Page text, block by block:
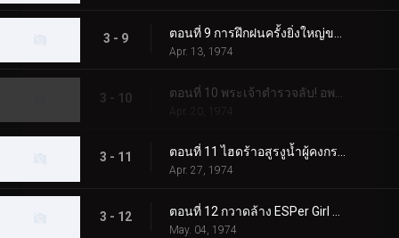
3 - 9
Apr. 13, 1974
3 - 10
Apr. 20, 1974
3 - 11 ตอนที่ 11 ไฮดร้าอสูรงูน้ำผู้คงกระพัน!
Apr. 27, 1974
3 - 12
May. 04, 1974